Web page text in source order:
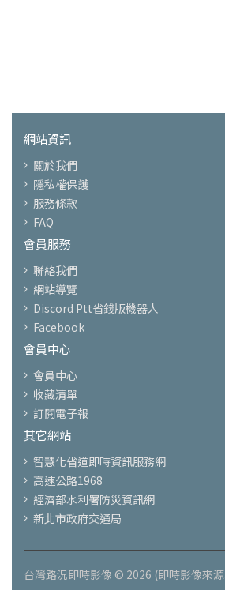
網站資訊
關於我們
隱私權保護
服務條款
FAQ
會員服務
聯絡我們
網站導覽
Discord Ptt省錢版機器人
Facebook
會員中心
會員中心
收藏清單
訂閱電子報
其它網站
智慧化省道即時資訊服務網
高速公路1968
經濟部水利署防災資訊網
新北市政府交通局
台灣路況即時影像 © 2026 (即時影像來